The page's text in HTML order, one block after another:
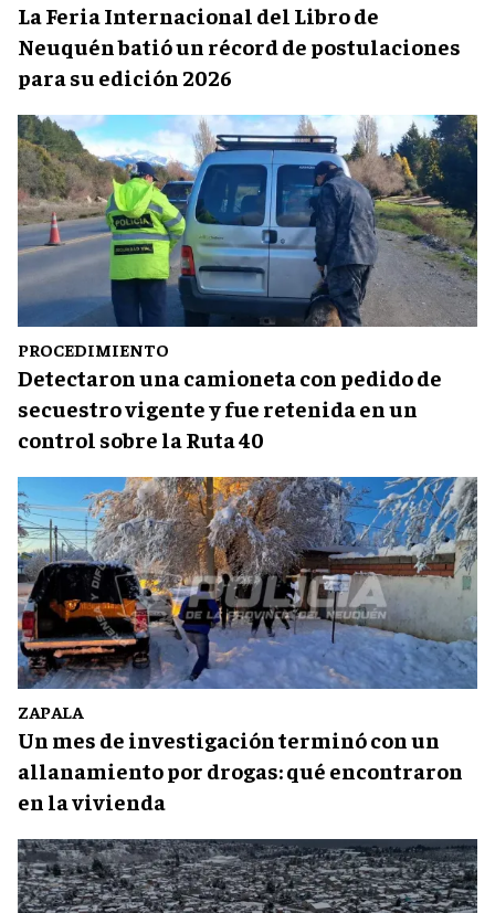
La Feria Internacional del Libro de
Neuquén batió un récord de postulaciones
para su edición 2026
PROCEDIMIENTO
Detectaron una camioneta con pedido de
secuestro vigente y fue retenida en un
control sobre la Ruta 40
ZAPALA
Un mes de investigación terminó con un
allanamiento por drogas: qué encontraron
en la vivienda